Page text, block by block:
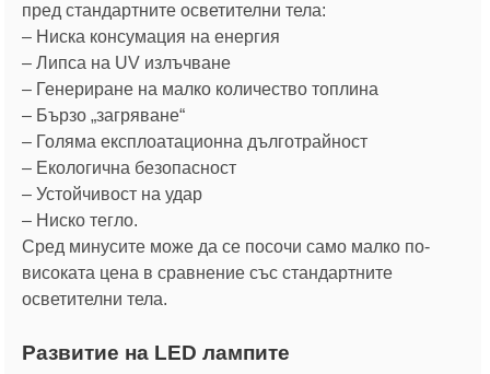
пред стандартните осветителни тела:
– Ниска консумация на енергия
– Липса на UV излъчване
– Генериране на малко количество топлина
– Бързо „загряване“
– Голяма експлоатационна дълготрайност
– Екологична безопасност
– Устойчивост на удар
– Ниско тегло.
Сред минусите може да се посочи само малко по-
високата цена в сравнение със стандартните
осветителни тела.
Развитие на LED лампите